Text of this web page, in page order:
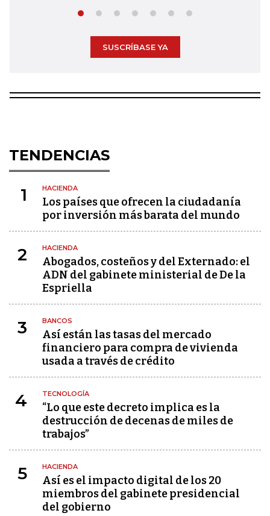
SUSCRÍBASE YA
TENDENCIAS
1 HACIENDA
Los países que ofrecen la ciudadanía
por inversión más barata del mundo
2 HACIENDA
Abogados, costeños y del Externado: el
ADN del gabinete ministerial de De la
Espriella
3 BANCOS
Así están las tasas del mercado
financiero para compra de vivienda
usada a través de crédito
4 TECNOLOGÍA
“Lo que este decreto implica es la
destrucción de decenas de miles de
trabajos”
5 HACIENDA
Así es el impacto digital de los 20
miembros del gabinete presidencial
del gobierno